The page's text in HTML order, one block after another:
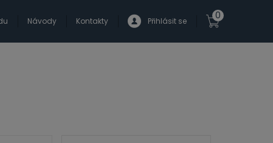
Návody Kontakty Přihlásit se 0